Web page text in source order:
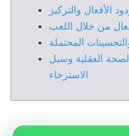
الأفعال والتركيز
من خلال اللعب
المحتملة
العقلية وسبل
الاسترخاء